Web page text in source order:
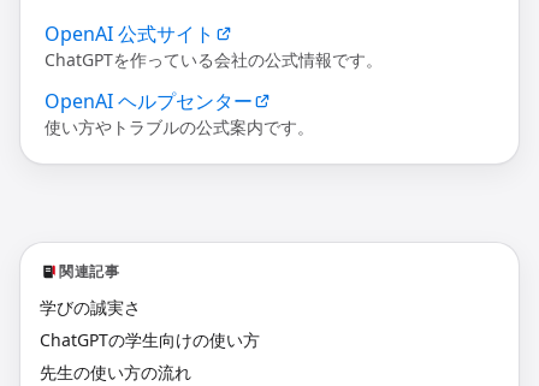
OpenAI 公式サイト
ChatGPTを作っている会社の公式情報です。
OpenAI ヘルプセンター
使い方やトラブルの公式案内です。
関連記事
学びの誠実さ
ChatGPTの学生向けの使い方
先生の使い方の流れ